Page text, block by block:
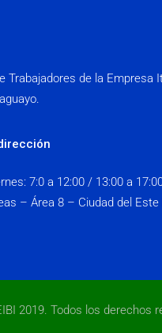
Trabajadores de la Empresa
7:0 a 12:00 / 13:00 a
– Área 8 – Ciudad del Este
2019. Todos los derechos